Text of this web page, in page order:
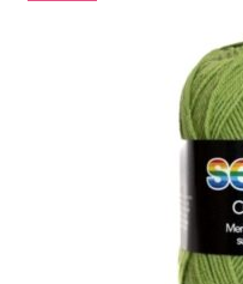
rejony Azji, dla których
znacznych dobowych
kaszmirowe pochodzi z
kaszmirowych jest ich
termoizolacyjne - kaszmir jest
owczej. Wełna kaszmirska
znakomitym produktem
dla
Pozyskiwanie kaszmiru jest
naturalnych warunkach kozy